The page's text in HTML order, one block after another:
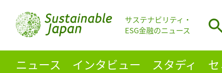
サステナビリティ・
ESG金融のニュース
ニュース インタビュー スタディ